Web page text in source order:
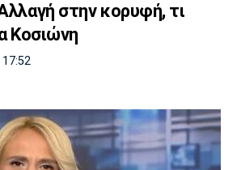
στην κορυφή, τι
Κοσιώνη